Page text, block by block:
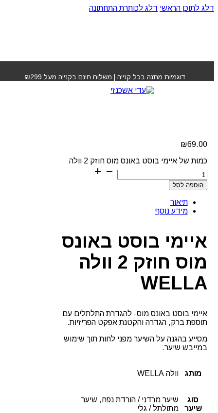
דלג לתוכן הראשי דלג לכותרת התחתונה
דוגמיות מתנה בכל קנייה | משלוח חינם בקנייה מעל ₪299
איימי בוסט באונס מוס
₪69.00
כמות של איימי בוסט באונס מוס חוזק 2 וולה
הוספה לסל
תיאור
מידע נוסף
איימי בוסט באונס
מוס חוזק 2 וולה
WELLA
איימי בוסט באונס מוס- להגדרת התלתלים עם
תוספת ברק, הגדרה והקטנת אפקט הפריזיות.
מסייע בהגנה על השיער מפני לחות תוך שימוש
במייבש שיער.
מותג וולה WELLA
סוג
שיער
שיער מרדני / הורדת נפח, שיער
מתולתל / גלי